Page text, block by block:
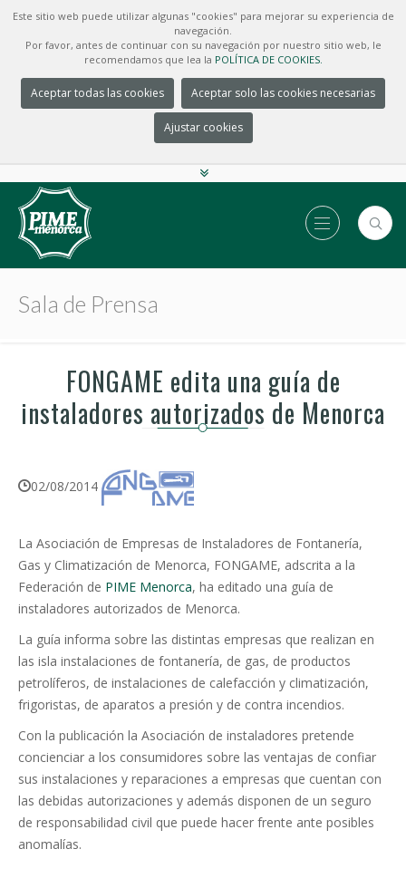
Este sitio web puede utilizar algunas "cookies" para mejorar su experiencia de
navegación.
Por favor, antes de continuar con su navegación por nuestro sitio web, le
recomendamos que lea la POLÍTICA DE COOKIES.
Aceptar todas las cookies Aceptar solo las cookies necesarias
Ajustar cookies
Sala de Prensa
FONGAME edita una guía de
instaladores autorizados de Menorca
02/08/2014
La Asociación de Empresas de Instaladores de Fontanería,
Gas y Climatización de Menorca, FONGAME, adscrita a la
Federación de PIME Menorca, ha editado una guía de
instaladores autorizados de Menorca.
La guía informa sobre las distintas empresas que realizan en
las isla instalaciones de fontanería, de gas, de productos
petrolíferos, de instalaciones de calefacción y climatización,
frigoristas, de aparatos a presión y de contra incendios.
Con la publicación la Asociación de instaladores pretende
concienciar a los consumidores sobre las ventajas de confiar
sus instalaciones y reparaciones a empresas que cuentan con
las debidas autorizaciones y además disponen de un seguro
de responsabilidad civil que puede hacer frente ante posibles
anomalías.